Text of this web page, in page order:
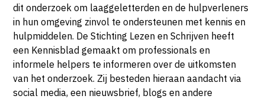
dit onderzoek om laaggeletterden en de hulpverleners
in hun omgeving zinvol te ondersteunen met kennis en
hulpmiddelen. De Stichting Lezen en Schrijven heeft
een Kennisblad gemaakt om professionals en
informele helpers te informeren over de uitkomsten
van het onderzoek. Zij besteden hieraan aandacht via
social media, een nieuwsbrief, blogs en andere